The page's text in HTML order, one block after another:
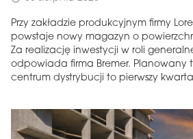
Przy zakładzie produkcyjnym firmy
powstaje nowy magazyn o
Za realizację inwestycji w roli
odpowiada firma Bremer. Planowany
centrum dystrybucji to pierwszy